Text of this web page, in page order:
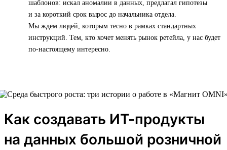
шаблонов: искал аномалии в данных, предлагал гипотезы
и за короткий срок вырос до начальника отдела.
Мы ждем людей, которым тесно в рамках стандартных
инструкций. Тем, кто хочет менять рынок ретейла, у нас будет
по-настоящему интересно.
Как создавать ИТ-продукты
на данных большой розничной